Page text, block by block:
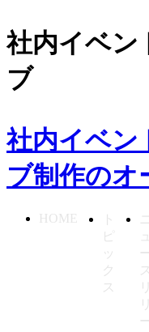
社内イベン
ブ
社内イベン
ブ制作のオ
HOME
ト
ピ
ッ
ク
ス
ュ
ス
リ
リ